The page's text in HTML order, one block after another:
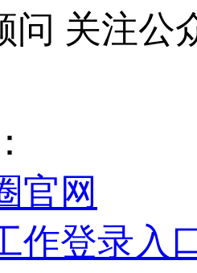
问 关注公
官网
作登录入